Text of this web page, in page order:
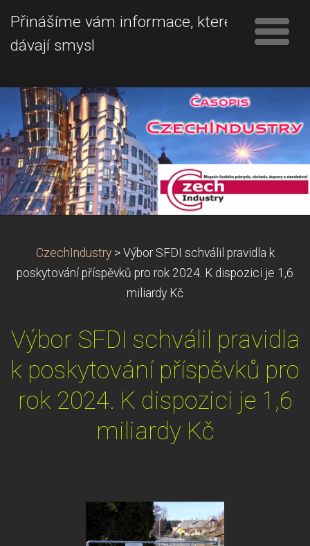
Přinášíme vám informace, které
dávají smysl
CzechIndustry > Výbor SFDI schválil pravidla k
poskytování příspěvků pro rok 2024. K dispozici je 1,6
miliardy Kč
Výbor SFDI schválil pravidla
k poskytování příspěvků pro
rok 2024. K dispozici je 1,6
miliardy Kč